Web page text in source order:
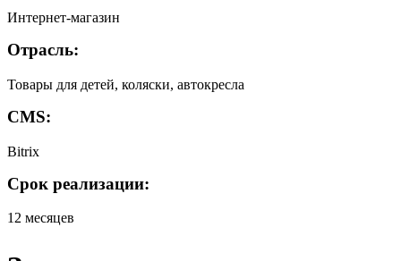
Интернет-магазин
Отрасль:
Товары для детей, коляски, автокресла
CMS:
Bitrix
Срок реализации:
12 месяцев